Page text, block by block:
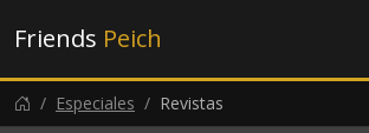
Friends Peich
Especiales Revistas